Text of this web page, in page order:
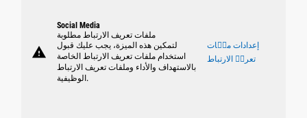
warning
Social Media
ملفات تعريف الارتباط مطلوبة
لتمكين هذه الميزة، يجب عليك قبول
استخدام ملفات تعريف الارتباط الخاصة
بالاستهداف والأداء وملفات تعريف الارتباط
الوظيفية.
إعدادات ملٝات
تعريٝ الارتباط